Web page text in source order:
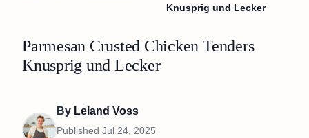
Knusprig und Lecker
Parmesan Crusted Chicken Tenders
Knusprig und Lecker
By Leland Voss
Published Jul 24, 2025